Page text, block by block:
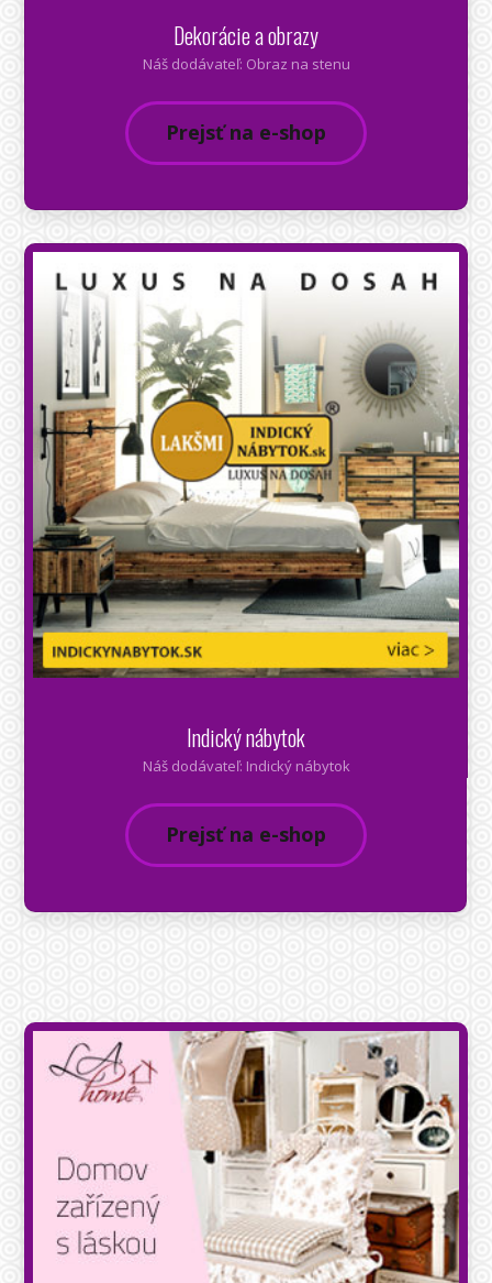
Dekorácie a obrazy
Náš dodávateľ: Obraz na stenu
Prejsť na e-shop
Indický nábytok
Náš dodávateľ: Indický nábytok
Prejsť na e-shop